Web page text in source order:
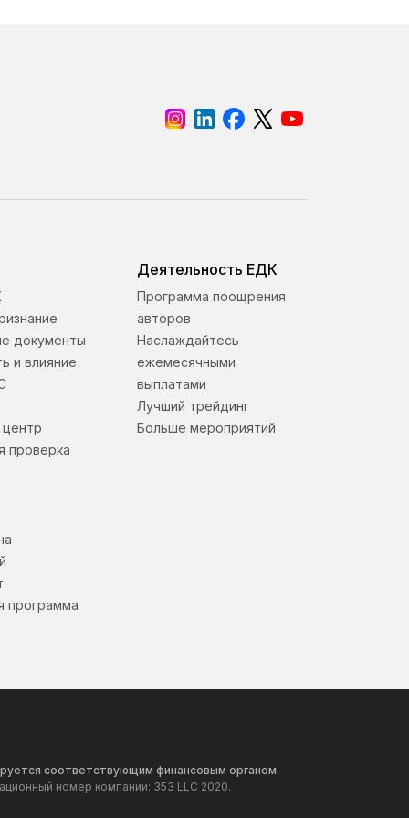
документы
и влияние
проверка
программа
Деятельность ЕДК
Программа поощрения
авторов
Наслаждайтесь
ежемесячными
выплатами
Лучший трейдинг
Больше мероприятий
соответствующим финансовым органом.
номер компании: 353 LLC 2020.